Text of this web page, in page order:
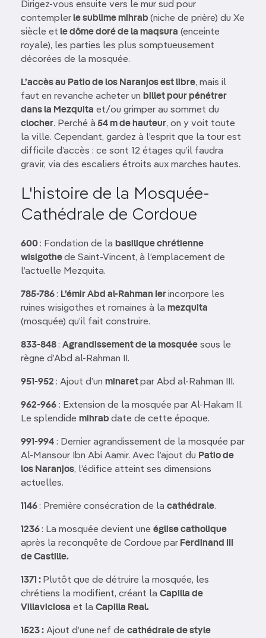
Dirigez-vous ensuite vers le mur sud pour
contemplerle sublime mihrab (niche de prière) du Xe
siècle et le dôme doré de la maqsura (enceinte
royale), les parties les plus somptueusement
décorées de la mosquée.
L’accès au Patio de los Naranjos est libre, mais il
faut en revanche acheter un billet pour pénétrer
dans la Mezquita et/ou grimper au sommet du
clocher. Perché à 54 m de hauteur, on y voit toute
la ville. Cependant, gardez à l’esprit que la tour est
difficile d’accès : ce sont 12 étages qu’il faudra
gravir, via des escaliers étroits aux marches hautes.
L'histoire de la Mosquée-
Cathédrale de Cordoue
600: Fondation de la basilique chrétienne
wisigothede Saint-Vincent, à l’emplacement de
l’actuelle Mezquita.
785-786: L’émir Abd al-Rahman Ierincorpore les
ruines wisigothes et romaines à la mezquita
(mosquée) qu’il fait construire.
833-848: Agrandissement de la mosquée sous le
règne d’Abd al-Rahman II.
951-952 : Ajout d’un minaretpar Abd al-Rahman III.
962-966 : Extension de la mosquée par Al-Hakam II.
Le splendide mihrab date de cette époque.
991-994 : Dernier agrandissement de la mosquée par
Al-Mansour Ibn Abi Aamir. Avec l’ajout du Patio de
los Naranjos, l’édifice atteint ses dimensions
actuelles.
1146: Première consécration de la cathédrale.
1236: La mosquée devient une église catholique
après la reconquête de Cordoue par Ferdinand III
de Castille.
1371 : Plutôt que de détruire la mosquée, les
chrétiens la modifient, créant la Capilla de
Villaviciosa et la Capilla Real.
1523 : Ajout d’une nef de cathédrale de style